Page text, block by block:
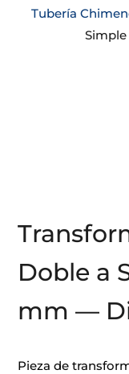
Tubería
Doble a
mm —
Pieza de